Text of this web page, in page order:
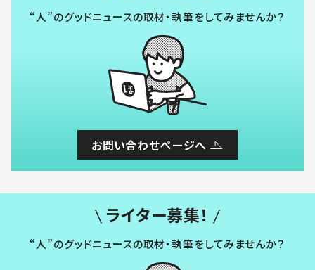
“人”のグッドニュースの取材・執筆をしてみませんか？
お問い合わせページへ
ライター募集！
“人”のグッドニュースの取材・執筆をしてみませんか？